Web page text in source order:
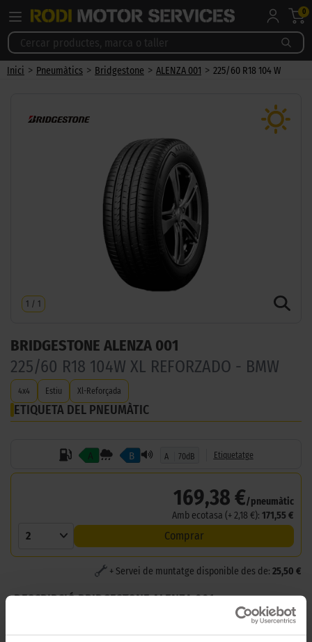
0
Inici > Pneumàtics > Bridgestone > ALENZA 001 > 225/60 R18 104 W
1 / 1
BRIDGESTONE ALENZA 001
225/60 R18 104W XL REFORZADO - BMW
4x4 Estiu Xl-Reforçada
ETIQUETA DEL PNEUMÀTIC
A B A 70dB Etiquetatge
169,38 €/pneumàtic
Amb ecotasa (+ 2,18 €): 171,55 €
2 Comprar
+ Servei de muntatge disponible des de: 25,50 €
DESCRIPCIÓ BRIDGESTONE ALENZA 001 -